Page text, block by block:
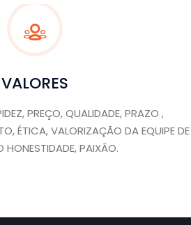
VALORES
PREÇO, QUALIDADE, PRAZO ,
ÉTICA, VALORIZAÇÃO DA EQUIPE DE
HONESTIDADE, PAIXÃO.